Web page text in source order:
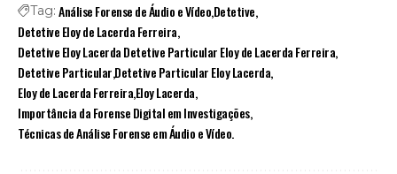
Tag: Análise Forense de Áudio e VídeoDetetive
Detetive Eloy de Lacerda Ferreira
Detetive Eloy Lacerda Detetive Particular Eloy de Lacerda Ferreira
Detetive ParticularDetetive Particular Eloy Lacerda
Eloy de Lacerda FerreiraEloy Lacerda
Importância da Forense Digital em Investigações
Técnicas de Análise Forense em Áudio e Vídeo.